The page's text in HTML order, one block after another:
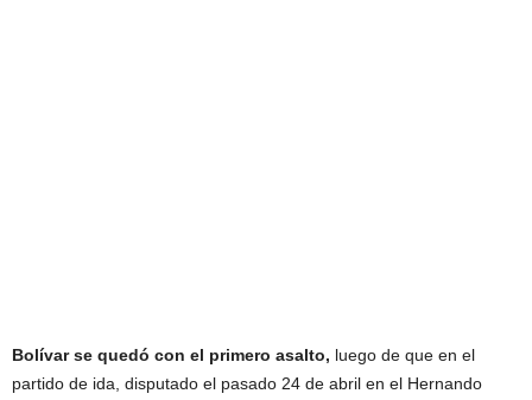
Bolívar se quedó con el primero asalto, luego de que en el
partido de ida, disputado el pasado 24 de abril en el Hernando